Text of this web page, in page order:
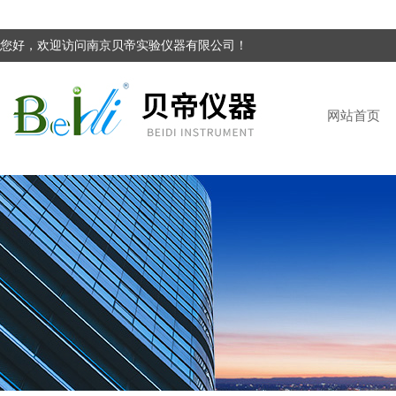
您好，欢迎访问南京贝帝实验仪器有限公司！
网站首页